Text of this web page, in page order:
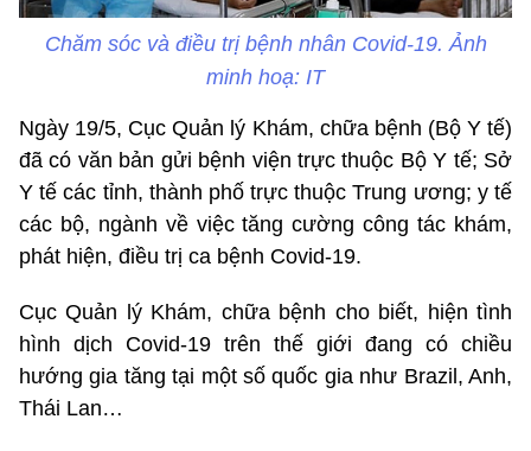
Chăm sóc và điều trị bệnh nhân Covid-19. Ảnh
minh hoạ: IT
Ngày 19/5, Cục Quản lý Khám, chữa bệnh (Bộ Y tế)
đã có văn bản gửi bệnh viện trực thuộc Bộ Y tế; Sở
Y tế các tỉnh, thành phố trực thuộc Trung ương; y tế
các bộ, ngành về việc tăng cường công tác khám,
phát hiện, điều trị ca bệnh Covid-19.
Cục Quản lý Khám, chữa bệnh cho biết, hiện tình
hình dịch Covid-19 trên thế giới đang có chiều
hướng gia tăng tại một số quốc gia như Brazil, Anh,
Thái Lan…